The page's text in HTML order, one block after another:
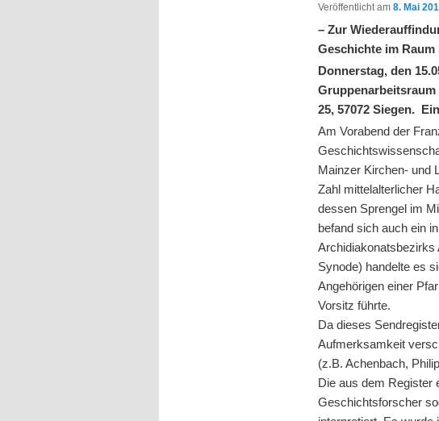
Veröffentlicht am8. Mai
– Zur
Geschichte im
Donnerstag, den
25, 57072 Siegen.
Am Vorabend der
Mainzer Kirchen- und
Zahl mittelalterlicher
dessen Sprengel im
befand sich auch ein
Archidiakonatsbezirks
Synode) handelte es
Angehörigen einer
Vorsitz führte.
Da dieses
Aufmerksamkeit
(z.B. Achenbach,
Die aus dem Register
Geschichtsforscher